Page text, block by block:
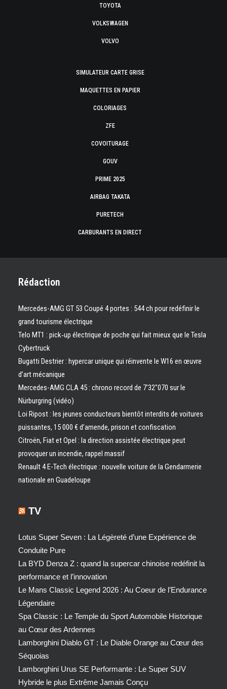
TOYOTA
VOLKSWAGEN
VOLVO
SIMULATEUR CARTE GRISE
MAQUETTES EN PAPIER
COLORIAGES
ZFE
COVOITURAGE
GOUV
PRIME 2025
AIRBAG TAKATA
PURETECH
CARBURANTS EN DIRECT
Rédaction
Mercedes-AMG GT 53 Coupé 4 portes : 544 ch pour redéfinir le
grand tourisme électrique
Telo MT1 : pick‑up électrique de poche qui fait mieux que le Tesla
Cybertruck
Bugatti Destrier : hypercar unique qui réinvente le W16 en œuvre
d’art mécanique
Mercedes-AMG CLA 45 : chrono record de 7’32″070 sur le
Nürburgring (vidéo)
Loi Ripost : les jeunes conducteurs bientôt interdits de voitures
puissantes, 15 000 € d’amende, prison et confiscation
Citroën, Fiat et Opel : la direction assistée électrique peut
provoquer un incendie, rappel massif
Renault 4 E-Tech électrique : nouvelle voiture de la Gendarmerie
nationale en Guadeloupe
TV
Lotus Super Seven : La Légèreté d’une Expérience de
Conduite Pure
La BYD Denza Z : quand la supercar chinoise redéfinit la
performance et l’innovation
Le Mans Classic Legend 2026 : Au Coeur de l’Endurance
Légendaire
Spa Classic : Le Temple du Sport Automobile Historique
au Cœur des Ardennes
Lamborghini Diablo GT : Le Diable Orange au Cœur des
Séquoias
Lamborghini Urus SE Performante : Le Super SUV
Hybride le plus Extrême Jamais Conçu